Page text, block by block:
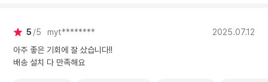
5 5 myt********
2025.07.12
아주 좋은 기회에 잘 샀습니다!!
배송 설치 다 만족해요